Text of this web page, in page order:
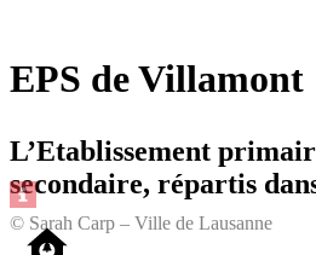
© Sarah Carp – Ville de Lausanne
EPS de Villamont
L’Etablissement
secondaire, répartis